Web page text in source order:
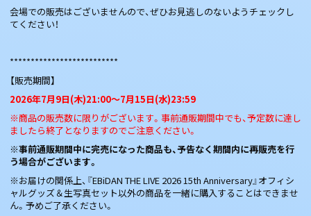
会場での販売はございませんので、ぜひお見逃しのないようチェックし
てください！
**************************
【販売期間】
2026年7月9日(木)21:00～7月15日(水)23:59
※商品の販売数に限りがございます。事前通販期間中でも、予定数に達し
ましたら終了となりますのでご注意ください。
※事前通販期間中に完売になった商品も、予告なく期間内に再販売を行
う場合がございます。
※お届けの関係上、『EBiDAN THE LIVE 2026 15th Anniversary』オフィシ
ャルグッズ＆生写真セット以外の商品を一緒に購入することはできませ
ん。予めご了承ください。